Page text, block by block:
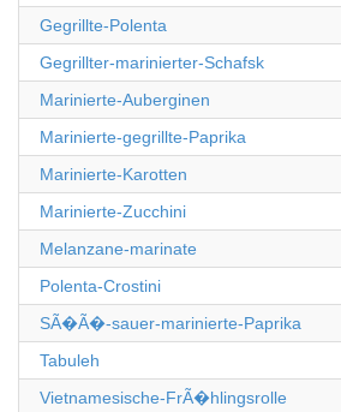
Gegrillte-Polenta
Gegrillter-marinierter-Schafsk
Marinierte-Auberginen
Marinierte-gegrillte-Paprika
Marinierte-Karotten
Marinierte-Zucchini
Melanzane-marinate
Polenta-Crostini
SÃ�Ã�-sauer-marinierte-Paprika
Tabuleh
Vietnamesische-FrÃ�hlingsrolle